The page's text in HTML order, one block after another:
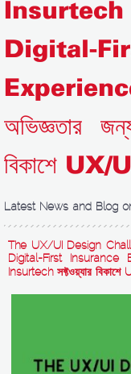
Digital-
Experience/
অভিজ্ঞতার
বিকাশে UX/UI
Latest News and Blog
The UX/UI Design
Digital-First Insurance
Insurtech সফ্টওয়্যার বিকাশে